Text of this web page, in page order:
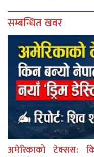
सम्बन्धित खवर
अमेरिकाको टेक्सस: